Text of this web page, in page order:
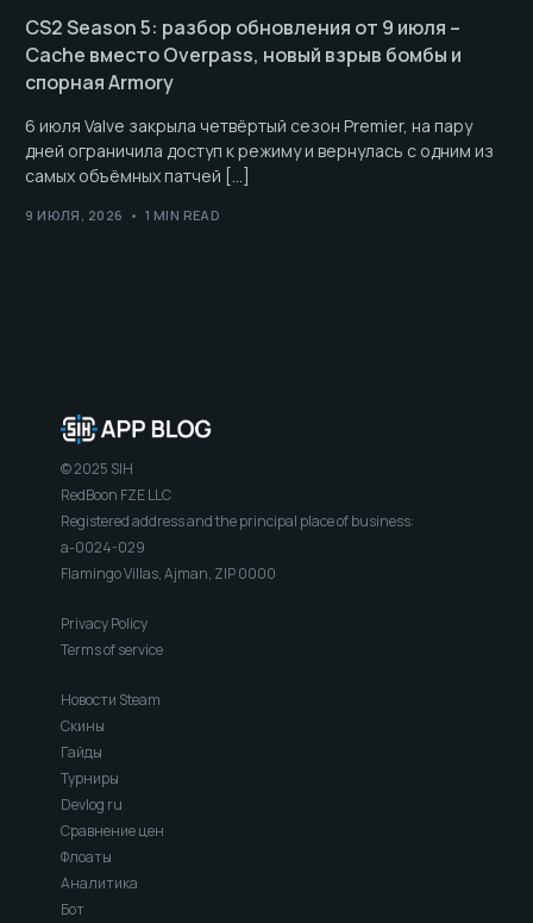
CS2 Season 5: разбор обновления от 9 июля –
Cache вместо Overpass, новый взрыв бомбы и
спорная Armory
6 июля Valve закрыла четвёртый сезон Premier, на пару
дней ограничила доступ к режиму и вернулась с одним из
самых объёмных патчей […]
9 ИЮЛЯ, 2026 1 MIN READ
© 2025 SIH
RedBoon FZE LLC
Registered address and the principal place of business:
a-0024-029
Flamingo Villas, Ajman, ZIP 0000
Privacy Policy
Terms of service
Новости Steam
Скины
Гайды
Турниры
Devlog ru
Сравнение цен
Флоаты
Аналитика
Бот